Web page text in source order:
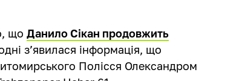
щоДанило Сікан продовжить
з’явилася інформація, що
Полісся Олександром